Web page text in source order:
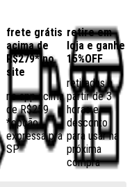
frete grátis
acima de
R$279* no
site
no app acima
de R$259
*opção
expressa pra
SP
retire em
loja e ganhe
15%OFF
retiradas a
partir de 3
horas e
desconto
para usar na
próxima
compra